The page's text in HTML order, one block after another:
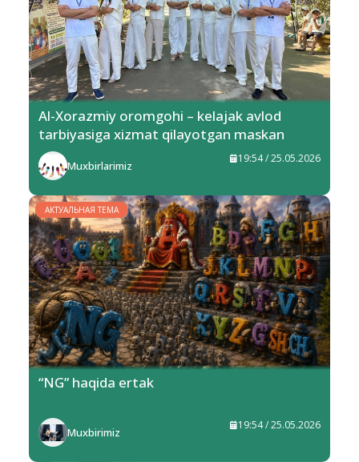
Al-Xorazmiy oromgohi – kelajak avlod
tarbiyasiga xizmat qilayotgan maskan
Muxbirlarimiz
19:54 / 25.05.2026
АКТУАЛЬНАЯ ТЕМА
“NG” haqida ertak
Muxbirimiz
19:54 / 25.05.2026